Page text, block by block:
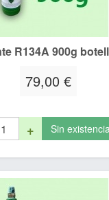
R134A 900g
79,00 €
+ Sin